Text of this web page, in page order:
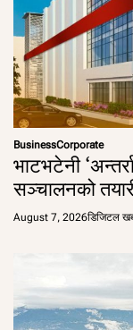
BusinessCorporate
भाटभटेनी
सञ्चालनको
August 7, 2026डिजिटल